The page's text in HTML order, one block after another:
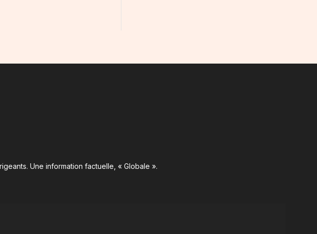
Une information factuelle, « Globale ».